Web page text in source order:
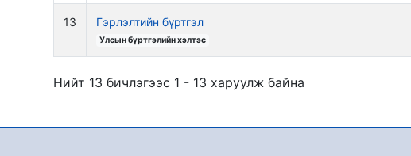
13 Гэрлэлтийн бүртгэл
Улсын бүртгэлийн хэлтэс
Нийт 13 бичлэгээс 1 - 13 харуулж байна